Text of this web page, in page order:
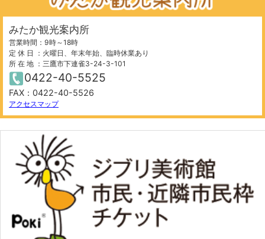
−
500 m
みたか観光案内所
営業時間：9時～18時
定 休 日 ：火曜日、年末年始、臨時休業あり
所 在 地 ：三鷹市下連雀3-24-3-101
0422-40-5525
FAX：0422-40-5526
アクセスマップ